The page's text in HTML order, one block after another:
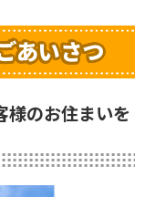
あいさつ
様のお住まいを